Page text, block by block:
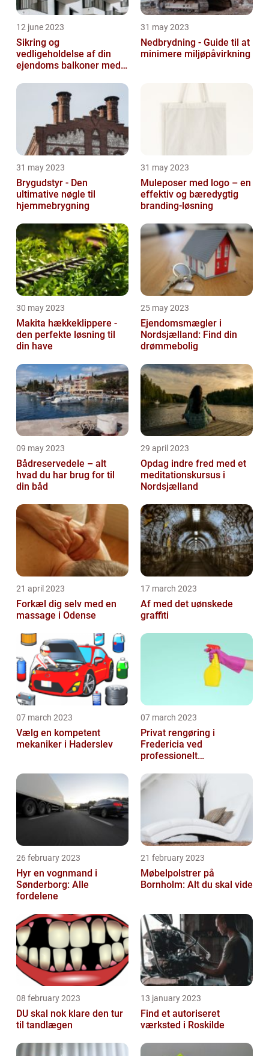
12 june 2023
Sikring og
vedligeholdelse af din
ejendoms balkoner med
31 may 2023
Nedbrydning - Guide til at
minimere miljøpåvirkning
31 may 2023
Brygudstyr - Den
ultimative nøgle til
hjemmebrygning
31 may 2023
Muleposer med logo – en
effektiv og bæredygtig
branding-løsning
30 may 2023
Makita hækkeklippere -
den perfekte løsning til
din have
25 may 2023
Ejendomsmægler i
Nordsjælland: Find din
drømmebolig
09 may 2023
Bådreservedele – alt
hvad du har brug for til
din båd
29 april 2023
Opdag indre fred med et
meditationskursus i
Nordsjælland
21 april 2023
Forkæl dig selv med en
massage i Odense
17 march 2023
Af med det uønskede
graffiti
07 march 2023
Vælg en kompetent
mekaniker i Haderslev
07 march 2023
Privat rengøring i
Fredericia ved
professionelt
26 february 2023
Hyr en vognmand i
Sønderborg: Alle
fordelene
21 february 2023
Møbelpolstrer på
Bornholm: Alt du skal vide
08 february 2023
DU skal nok klare den tur
til tandlægen
13 january 2023
Find et autoriseret
værksted i Roskilde